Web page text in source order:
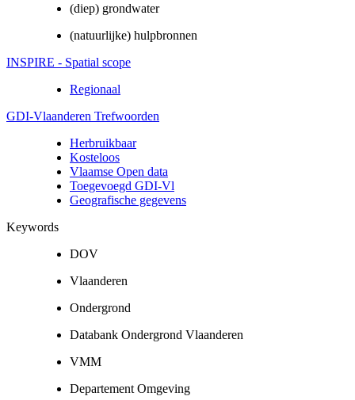
(diep) grondwater
(natuurlijke) hulpbronnen
INSPIRE - Spatial scope
Regionaal
GDI-Vlaanderen Trefwoorden
Herbruikbaar
Kosteloos
Vlaamse Open data
Toegevoegd GDI-Vl
Geografische gegevens
Keywords
DOV
Vlaanderen
Ondergrond
Databank Ondergrond Vlaanderen
VMM
Departement Omgeving